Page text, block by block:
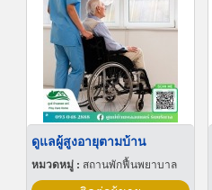
ดูแลผู้สูงอายุตามบ้าน
หมวดหมู่ : สถานพักฟื้นพยาบาล